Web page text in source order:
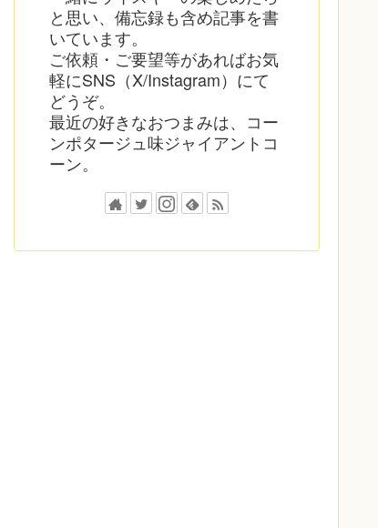
と思い、備忘録も含め記事を書
いています。
ご依頼・ご要望等があればお気
軽にSNS（X/Instagram）にて
どうぞ。
最近の好きなおつまみは、コー
ンポタージュ味ジャイアントコ
ーン。